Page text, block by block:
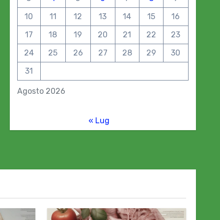
Agosto 2026
10
11 12 13 14 15
16
17
18 19 20 21 22
23
24
25 26 27 28 29
30
31
« Lug